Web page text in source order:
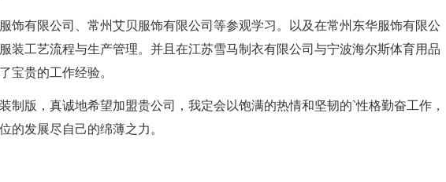
有限公司、常州艾贝服饰有限公司等参观学习。以及在常州东华服饰有限公
装工艺流程与生产管理。并且在江苏雪马制衣有限公司与宁波海尔斯体育用品
宝贵的工作经验。
版，真诚地希望加盟贵公司，我定会以饱满的热情和坚韧的`性格勤奋工作，
的发展尽自己的绵薄之力。